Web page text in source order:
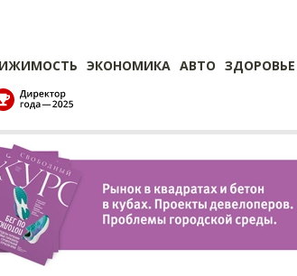
ЭКОНОМИКА АВТО ЗДОРОВЬЕ